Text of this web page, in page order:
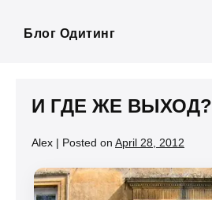
Блог Одитинг
И ГДЕ ЖЕ ВЫХОД?
Alex | Posted on April 28, 2012